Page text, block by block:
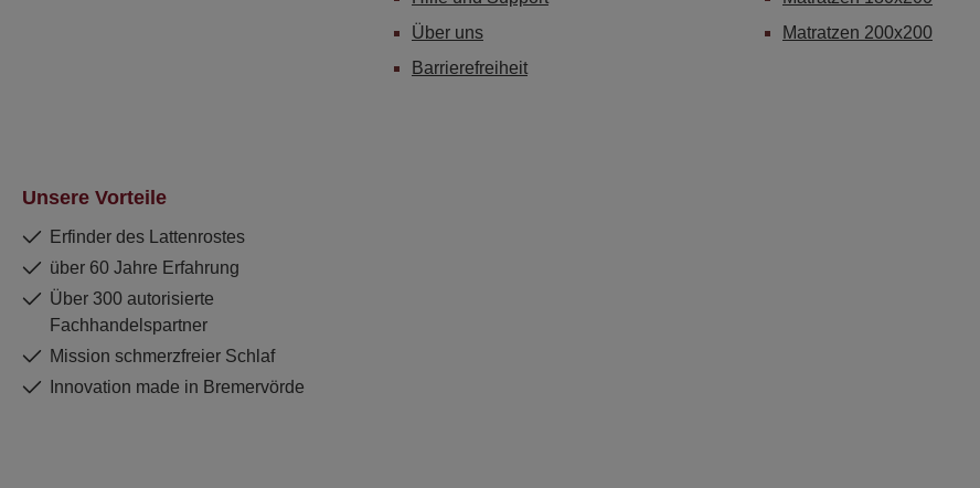
Über uns
Barrierefreiheit
Matratzen 200x200
Unsere Vorteile
Erfinder des Lattenrostes
über 60 Jahre Erfahrung
Über 300 autorisierte
Fachhandelspartner
Mission schmerzfreier Schlaf
Innovation made in Bremervörde